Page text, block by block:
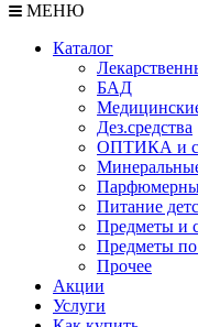
МЕНЮ
Каталог
БАД
Дез.средства
ОПТИКА и
Питание
Предметы и
Предметы по
Прочее
Акции
Услуги